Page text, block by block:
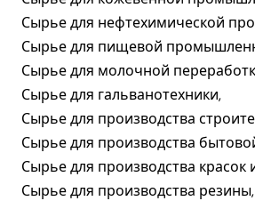
Сырье для нефтехимической
Сырье для пищевой
Сырье для молочной
Сырье для гальванотехники,
Сырье для производства
Сырье для производства
Сырье для производства красок
Сырье для производства резины,